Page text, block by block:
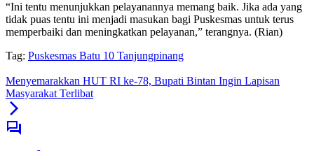
“Ini tentu menunjukkan pelayanannya memang baik. Jika ada yang
tidak puas tentu ini menjadi masukan bagi Puskesmas untuk terus
memperbaiki dan meningkatkan pelayanan,” terangnya. (Rian)
Tag: Puskesmas Batu 10 Tanjungpinang
Menyemarakkan HUT RI ke-78, Bupati Bintan Ingin Lapisan
Masyarakat Terlibat